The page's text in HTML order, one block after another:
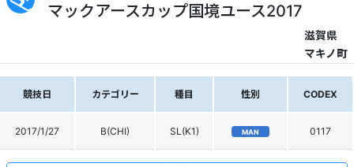
マックアースカップ国境ユース2017
滋賀県
マキノ町
競技日 カテゴリー 種目 性別 CODEX
2017/1/27 B(CHI) SL(K1) MAN 0117